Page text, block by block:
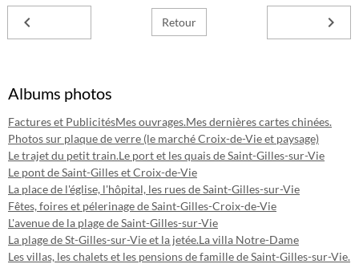
Retour
Albums photos
Factures et PublicitésMes ouvrages.Mes dernières cartes chinées.
Photos sur plaque de verre (le marché Croix-de-Vie et paysage)
Le trajet du petit train.Le port et les quais de Saint-Gilles-sur-Vie
Le pont de Saint-Gilles et Croix-de-Vie
La place de l'église, l'hôpital, les rues de Saint-Gilles-sur-Vie
Fêtes, foires et pélerinage de Saint-Gilles-Croix-de-Vie
L'avenue de la plage de Saint-Gilles-sur-Vie
La plage de St-Gilles-sur-Vie et la jetée.La villa Notre-Dame
Les villas, les chalets et les pensions de famille de Saint-Gilles-sur-Vie.